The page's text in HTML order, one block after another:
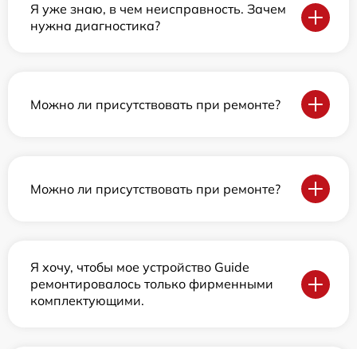
Я уже знаю, в чем неисправность. Зачем
нужна диагностика?
Можно ли присутствовать при ремонте?
Можно ли присутствовать при ремонте?
Я хочу, чтобы мое устройство Guide
ремонтировалось только фирменными
комплектующими.